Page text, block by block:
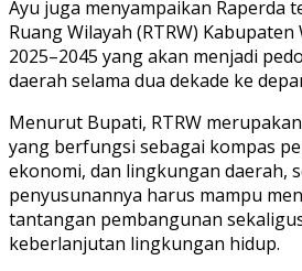
Ayu juga menyampaikan Raperda
Ruang Wilayah (RTRW)
2025–2045 yang akan menjadi
daerah selama dua dekade ke
Menurut Bupati, RTRW
yang berfungsi sebagai kompas
ekonomi, dan lingkungan daerah,
penyusunannya harus mampu
tantangan pembangunan
keberlanjutan lingkungan hidup.